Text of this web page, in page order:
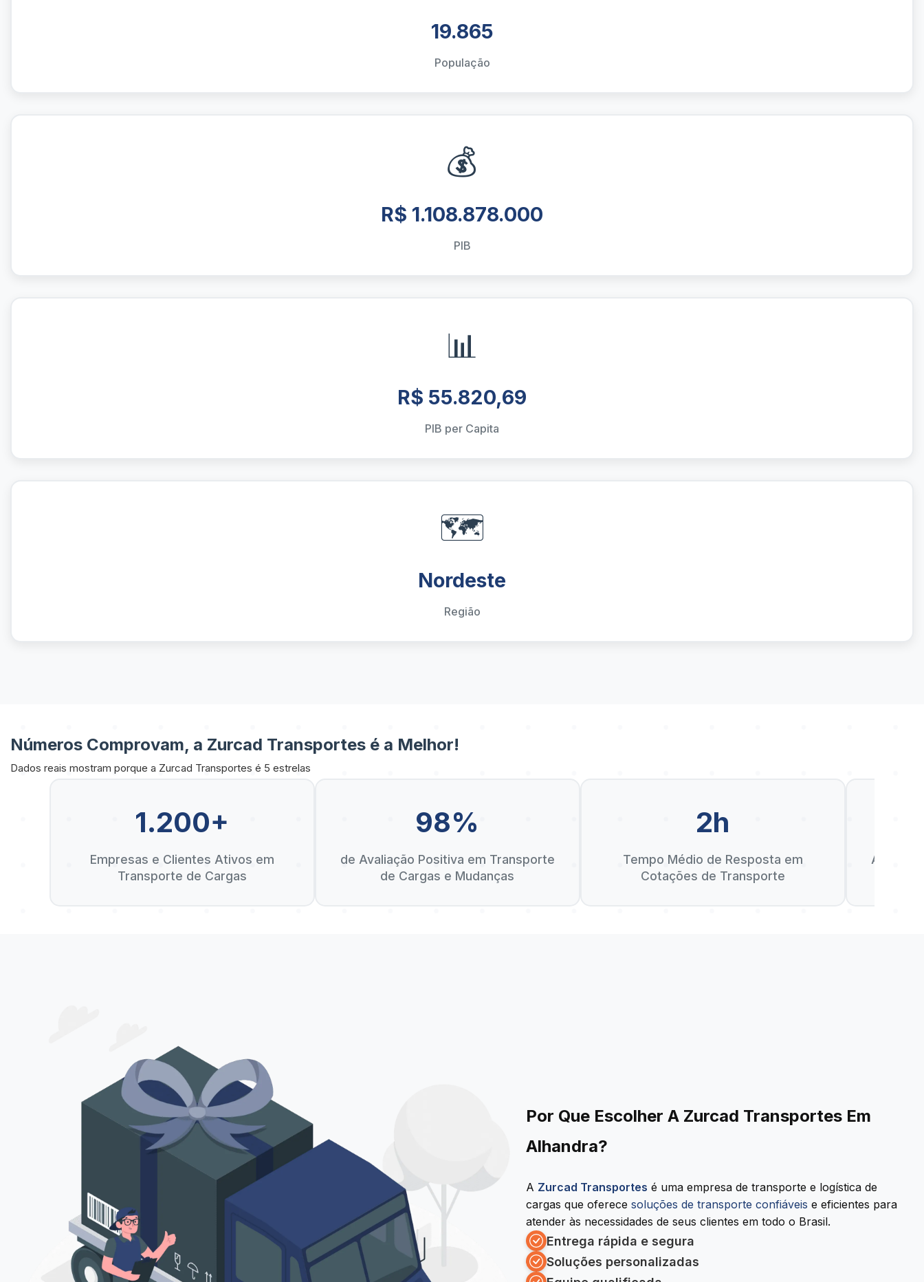
19.865
População
💰
R$ 1.108.878.000
PIB
📊
R$ 55.820,69
PIB per Capita
🗺️
Nordeste
Região
Números Comprovam, a Zurcad Transportes é a Melhor!
Dados reais mostram porque a Zurcad Transportes é 5 estrelas
1.200+
Empresas e Clientes Ativos em
Transporte de Cargas
98%
de Avaliação Positiva em Transporte
de Cargas e Mudanças
2h
Tempo Médio de Resposta em
Cotações de Transporte
Anos
Por Que Escolher A Zurcad Transportes Em
Alhandra?
A Zurcad Transportes é uma empresa de transporte e logística de
cargas que oferece soluções de transporte confiáveis e eficientes para
atender às necessidades de seus clientes em todo o Brasil.
Entrega rápida e segura
Soluções personalizadas